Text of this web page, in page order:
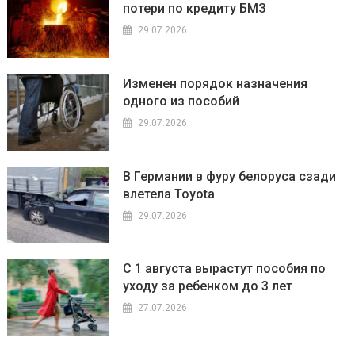
потери по кредиту БМЗ
29.07.2026
Изменен порядок назначения
одного из пособий
29.07.2026
В Германии в фуру белоруса сзади
влетела Toyota
29.07.2026
С 1 августа вырастут пособия по
уходу за ребенком до 3 лет
27.07.2026